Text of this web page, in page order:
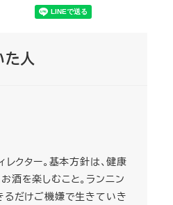
た人
クター。基本方針は、健康
酒を楽しむこと。ランニン
るだけご機嫌で生きていき